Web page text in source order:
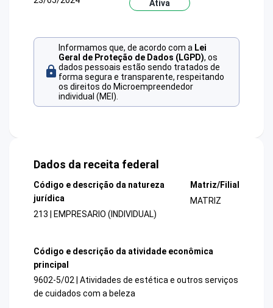
Ativa
Informamos que, de acordo com a Lei
Geral de Proteção de Dados (LGPD), os
dados pessoais estão sendo tratados de
forma segura e transparente, respeitando
os direitos do Microempreendedor
individual (MEI).
Dados da receita federal
Código e descrição da natureza
jurídica
213 | EMPRESARIO (INDIVIDUAL)
Matriz/Filial
MATRIZ
Código e descrição da atividade econômica
principal
9602-5/02 | Atividades de estética e outros serviços
de cuidados com a beleza